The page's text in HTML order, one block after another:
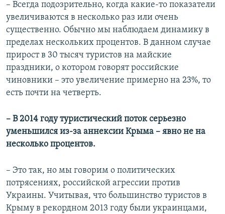
– Всегда подозрительно, когда какие-то показатели
увеличиваются в несколько раз или очень
существенно. Обычно мы наблюдаем динамику в
пределах нескольких процентов. В данном случае
прирост в 30 тысяч туристов на майские
праздники, о котором говорят российские
чиновники – это увеличение примерно на 23%, то
есть почти на четверть.
– В 2014 году туристический поток серьезно
уменьшился из-за аннексии Крыма – явно не на
несколько процентов.
– Это так, но мы говорим о политических
потрясениях, российской агрессии против
Украины. Учитывая, что большинство туристов в
Крыму в рекордном 2013 году были украинцами,